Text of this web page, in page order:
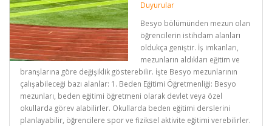
Duyurular
Besyo bölümünden mezun olan
öğrencilerin istihdam alanları
oldukça geniştir. İş imkanları,
mezunların aldıkları eğitim ve
branşlarına göre değişiklik gösterebilir. İşte Besyo mezunlarının
çalışabileceği bazı alanlar: 1. Beden Eğitimi Öğretmenliği: Besyo
mezunları, beden eğitimi öğretmeni olarak devlet veya özel
okullarda görev alabilirler. Okullarda beden eğitimi derslerini
planlayabilir, öğrencilere spor ve fiziksel aktivite eğitimi verebilirler.